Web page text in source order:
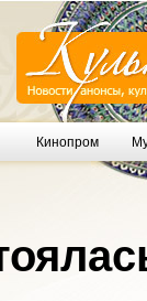
Кинопром